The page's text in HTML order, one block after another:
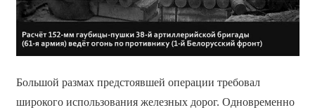
Большой размах предстоявшей операции требовал
широкого использования железных дорог. Одновременно